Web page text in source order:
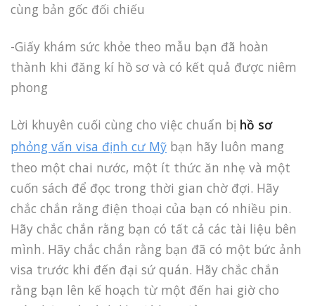
cùng bản gốc đối chiếu
-Giấy khám sức khỏe theo mẫu bạn đã hoàn
thành khi đăng kí hồ sơ và có kết quả được niêm
phong
Lời khuyên cuối cùng cho việc chuẩn bị hồ sơ
phỏng vấn visa định cư Mỹ bạn hãy luôn mang
theo một chai nước, một ít thức ăn nhẹ và một
cuốn sách để đọc trong thời gian chờ đợi. Hãy
chắc chắn rằng điện thoại của bạn có nhiều pin.
Hãy chắc chắn rằng bạn có tất cả các tài liệu bên
mình. Hãy chắc chắn rằng bạn đã có một bức ảnh
visa trước khi đến đại sứ quán. Hãy chắc chắn
rằng bạn lên kế hoạch từ một đến hai giờ cho